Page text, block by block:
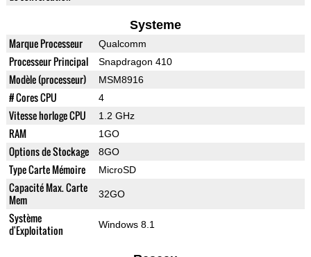
Systeme
Marque Processeur Qualcomm
Processeur Principal Snapdragon 410
Modèle (processeur) MSM8916
# Cores CPU 4
Vitesse horloge CPU 1.2 GHz
RAM 1GO
Options de Stockage 8GO
Type Carte Mémoire MicroSD
Capacité Max. Carte
Mem
32GO
Système
d'Exploitation
Windows 8.1